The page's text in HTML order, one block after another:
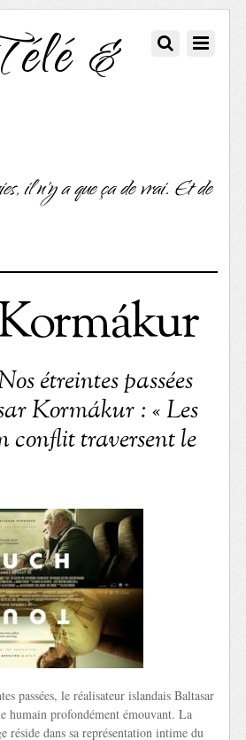
&
il n'y a que ça de vrai. Et de
étreintes passées
Kormákur : « Les
conflit traversent le
passées, le réalisateur islandais Baltasar
humain profondément émouvant. La
réside dans sa représentation intime du